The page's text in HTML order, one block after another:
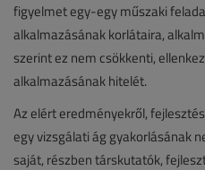
figyelmet egy-egy műszaki
alkalmazásának korlátaira,
szerint ez nem csökkenti,
alkalmazásának hitelét.
Az elért eredményekről,
egy vizsgálati ág gyakorlásának
saját, részben társkutatók,